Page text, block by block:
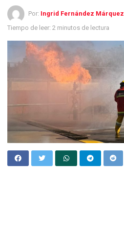
Por: Ingrid Fernández Márquez
Tiempo de leer: 2 minutos de lectura